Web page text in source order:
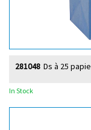
Ds à 25
281048
In Stock